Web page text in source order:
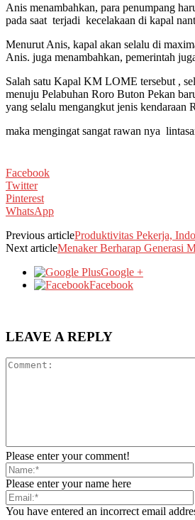
Anis menambahkan, para penumpang
pada saat terjadi kecelakaan di kapal
Menurut Anis, kapal akan selalu di
Anis. juga menambahkan, pemerintah
Salah satu Kapal KM LOME tersebut ,
menuju Pelabuhan Roro Buton Pekan
yang selalu mengangkut jenis kendaraan
maka mengingat sangat rawan nya
Facebook
Twitter
Pinterest
WhatsApp
Previous articleProduktivitas Pekerja,
Next articleMenaker Berharap Generasi
Google +
Facebook
LEAVE A REPLY
Please enter your comment!
Please enter your name here
You have entered an incorrect email